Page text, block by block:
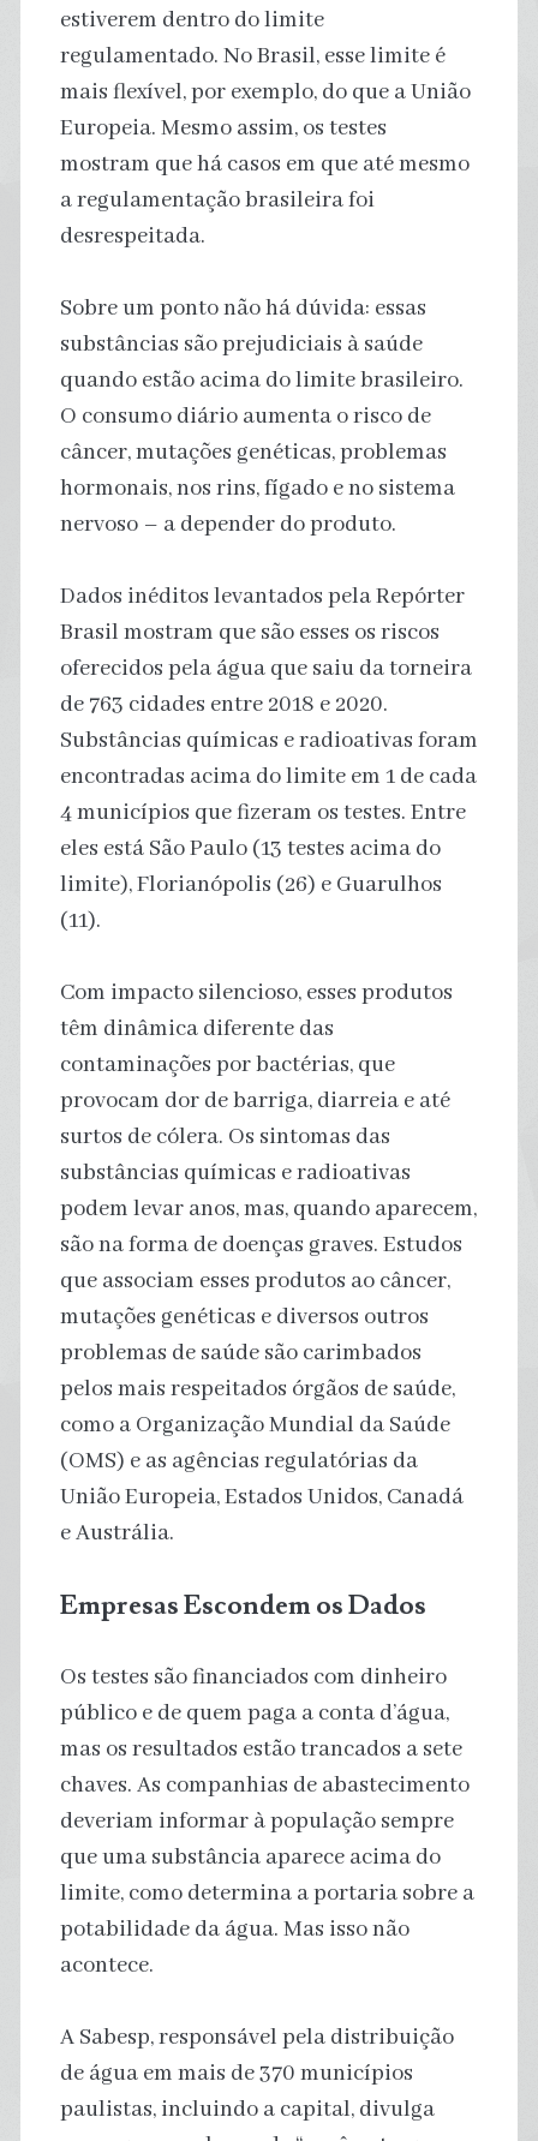
estiverem dentro do limite
regulamentado. No Brasil, esse limite é
mais flexível, por exemplo, do que a União
Europeia. Mesmo assim, os testes
mostram que há casos em que até mesmo
a regulamentação brasileira foi
desrespeitada.
Sobre um ponto não há dúvida: essas
substâncias são prejudiciais à saúde
quando estão acima do limite brasileiro.
O consumo diário aumenta o risco de
câncer, mutações genéticas, problemas
hormonais, nos rins, fígado e no sistema
nervoso – a depender do produto.
Dados inéditos levantados pela Repórter
Brasil mostram que são esses os riscos
oferecidos pela água que saiu da torneira
de 763 cidades entre 2018 e 2020.
Substâncias químicas e radioativas foram
encontradas acima do limite em 1 de cada
4 municípios que fizeram os testes. Entre
eles está São Paulo (13 testes acima do
limite), Florianópolis (26) e Guarulhos
(11).
Com impacto silencioso, esses produtos
têm dinâmica diferente das
contaminações por bactérias, que
provocam dor de barriga, diarreia e até
surtos de cólera. Os sintomas das
substâncias químicas e radioativas
podem levar anos, mas, quando aparecem,
são na forma de doenças graves. Estudos
que associam esses produtos ao câncer,
mutações genéticas e diversos outros
problemas de saúde são carimbados
pelos mais respeitados órgãos de saúde,
como a Organização Mundial da Saúde
(OMS) e as agências regulatórias da
União Europeia, Estados Unidos, Canadá
e Austrália.
Empresas Escondem os Dados
Os testes são financiados com dinheiro
público e de quem paga a conta d’água,
mas os resultados estão trancados a sete
chaves. As companhias de abastecimento
deveriam informar à população sempre
que uma substância aparece acima do
limite, como determina a portaria sobre a
potabilidade da água. Mas isso não
acontece.
A Sabesp, responsável pela distribuição
de água em mais de 370 municípios
paulistas, incluindo a capital, divulga